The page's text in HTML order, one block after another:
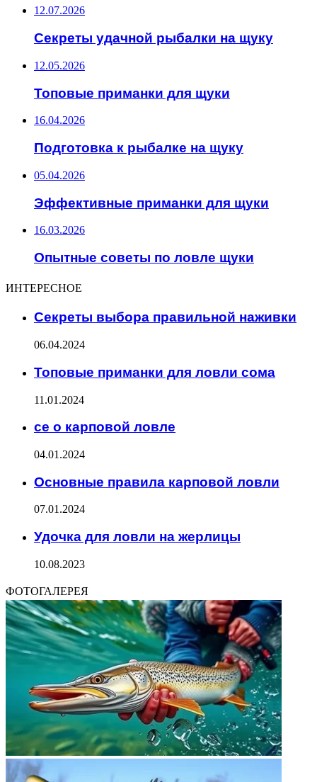
12.07.2026
Секреты удачной рыбалки на щуку
12.05.2026
Топовые приманки для щуки
16.04.2026
Подготовка к рыбалке на щуку
05.04.2026
Эффективные приманки для щуки
16.03.2026
Опытные советы по ловле щуки
ИНТЕРЕСНОЕ
Секреты выбора правильной наживки
06.04.2024
Топовые приманки для ловли сома
11.01.2024
се о карповой ловле
04.01.2024
Основные правила карповой ловли
07.01.2024
Удочка для ловли на жерлицы
10.08.2023
ФОТОГАЛЕРЕЯ